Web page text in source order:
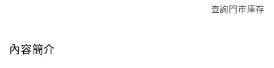
查詢門市庫存
內容簡介